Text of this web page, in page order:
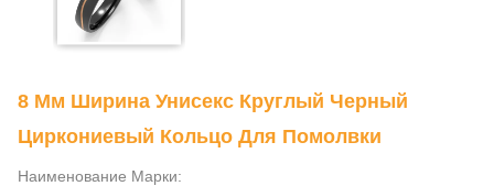
8 Мм Ширина Унисекс Круглый Черный
Циркониевый Кольцо Для Помолвки
Наименование Марки: